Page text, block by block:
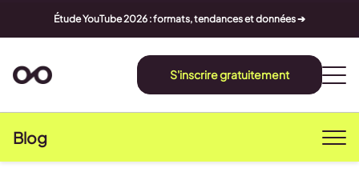
Étude YouTube 2026 : formats, tendances et données ➔
S'inscrire gratuitement
Blog